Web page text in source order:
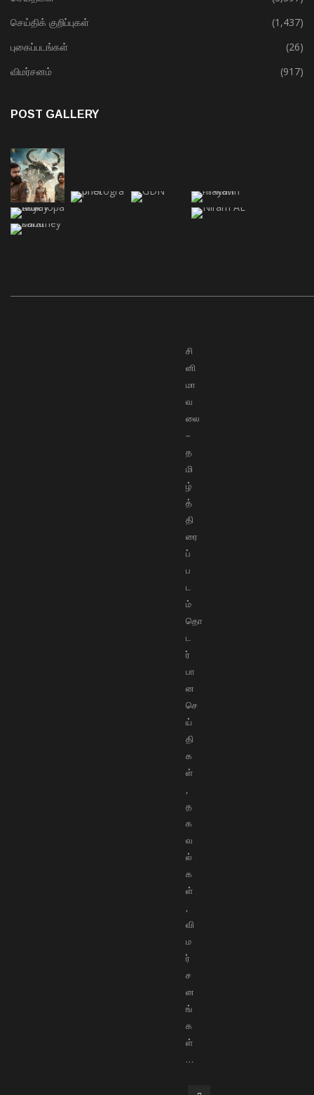
செய்திக் குறிப்புகள்
(1,437)
புகைப்படங்கள்
(26)
விமர்சனம்
(917)
POST GALLERY
சி
னி
மா
வ
லை
–
த
மி
ழ்
த்
தி
ரை
ப்
ப
ட
ம்
தொ
ட
ர்
பா
ன
செ
ய்
தி
க
ள்
,
த
க
வ
ல்
க
ள்
,
வி
ம
ர்
ச
ன
ங்
க
ள்
…